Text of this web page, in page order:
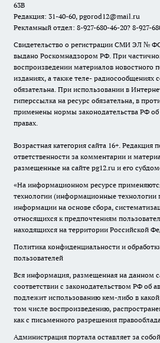
63В
Редакция: 31-40-60, pgorod12@mail.ru
Рекламный отдел: 8-927-680-46-20? 8-927-
Свидетельство о регистрации СМИ ЭЛ № ФС
выдано Роскомнадзором РФ. При
воспроизведении материалов новостного
изданиях, а также теле- радиосообщениях
обязательна. При использовании в
гиперссылка на ресурс обязательна, в
применены нормы законодательства РФ
правах.
Возрастная категория сайта 16+. Редакция
ответственности за комментарии и
размещенные на сайте pg12.ru и его
«На информационном ресурсе
технологии (информационные технологии
информации на основе сбора,
относящихся к предпочтениям
находящихся на территории Российской
Политика конфиденциальности и
пользователей
Вся информация, размещенная на данном
соответствии с законодательством РФ об
подлежит использованию кем-либо в
том числе воспроизведению,
как с письменного разрешения
Администрация портала оставляет за